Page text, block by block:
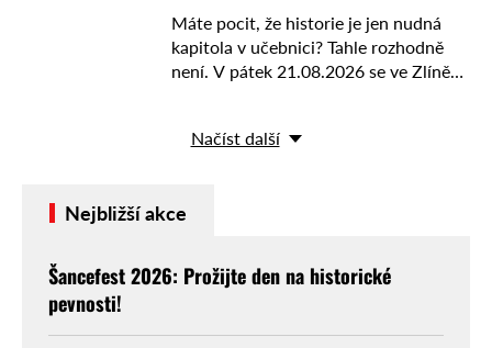
Máte pocit, že historie je jen nudná
kapitola v učebnici? Tahle rozhodně
není. V pátek 21.08.2026 se ve Zlíně
Načíst další
Nejbližší akce
Šancefest 2026: Prožijte den na historické
pevnosti!